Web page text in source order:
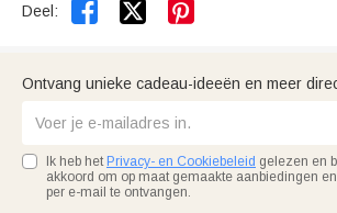
Deel:  
Ontvang unieke cadeau-ideeën en meer
Ik heb het Privacy- en Cookiebeleid gelezen en
akkoord om op maat gemaakte aanbiedingen
per e-mail te ontvangen.